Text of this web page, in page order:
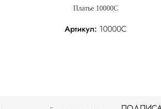
Платье 10000С
Артикул: 10000С